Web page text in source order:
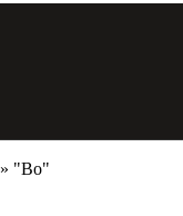
» "Bo"